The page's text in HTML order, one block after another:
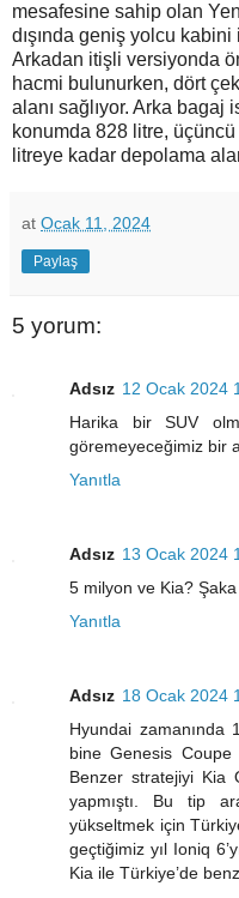
mesafesine sahip olan
dışında geniş yolcu
Arkadan itişli versiyonda
hacmi bulunurken, dört
alanı sağlıyor. Arka bagaj
konumda 828 litre,
litreye kadar depolama
at Ocak 11, 2024
Paylaş
5 yorum:
Adsız 12 Ocak 2024
Harika bir SUV
göremeyeceğimiz bir
Yanıtla
Adsız 13 Ocak 2024
5 milyon ve Kia? Şaka
Yanıtla
Adsız 18 Ocak 2024
Hyundai
bine Genesis
Benzer stratejiyi Kia
yapmıştı. Bu tip
yükseltmek için
geçtiğimiz yıl Ioniq
Kia ile Türkiye’de